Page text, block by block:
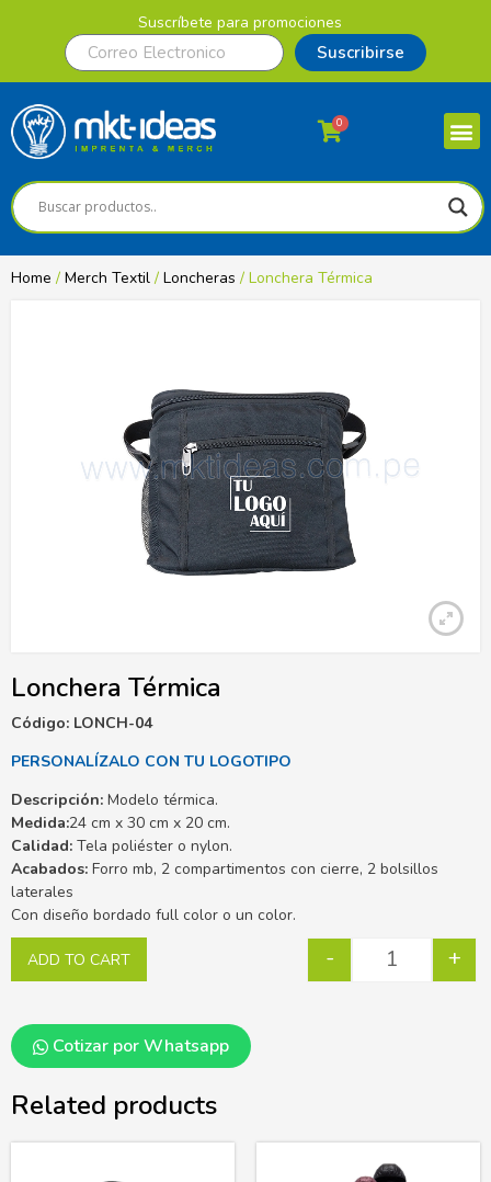
Suscríbete para promociones
Suscribirse
0
Home / Merch Textil / Loncheras / Lonchera Térmica
Lonchera Térmica
Código: LONCH-04
PERSONALÍZALO CON TU LOGOTIPO
Descripción: Modelo térmica.
Medida:24 cm x 30 cm x 20 cm.
Calidad: Tela poliéster o nylon.
Acabados: Forro mb, 2 compartimentos con cierre, 2 bolsillos
laterales
Con diseño bordado full color o un color.
- +
ADD TO CART
Cotizar por Whatsapp
Related products